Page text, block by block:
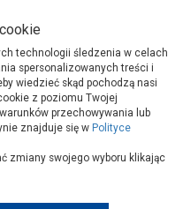
osprzęt
Pilarki tarczowe
technologii śledzenia w celach
spersonalizowanych treści i
wiedzieć skąd pochodzą nasi
z poziomu Twojej
przechowywania lub
znajduje się w Polityce
zmiany swojego wyboru klikając